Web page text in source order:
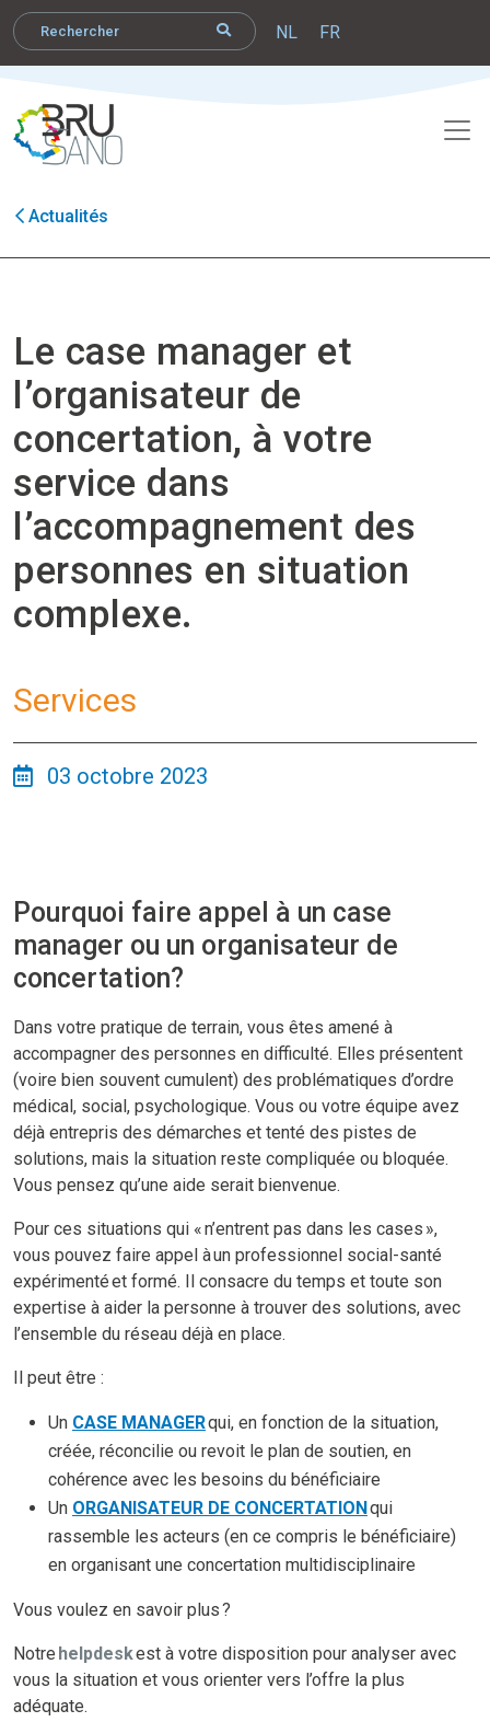
NL FR
Actualités
Le case manager et
l’organisateur de
concertation, à votre
service dans
l’accompagnement des
personnes en situation
complexe.
Services
03 octobre 2023
Pourquoi faire appel à un case
manager ou un organisateur de
concertation?
Dans votre pratique de terrain, vous êtes amené à
accompagner des personnes en difficulté. Elles présentent
(voire bien souvent cumulent) des problématiques d’ordre
médical, social, psychologique. Vous ou votre équipe avez
déjà entrepris des démarches et tenté des pistes de
solutions, mais la situation reste compliquée ou bloquée.
Vous pensez qu’une aide serait bienvenue.
Pour ces situations qui « n’entrent pas dans les cases »,
vous pouvez faire appel à un professionnel social-santé
expérimenté et formé. Il consacre du temps et toute son
expertise à aider la personne à trouver des solutions, avec
l’ensemble du réseau déjà en place.
Il peut être :
Un CASE MANAGERqui, en fonction de la situation,
créée, réconcilie ou revoit le plan de soutien, en
cohérence avec les besoins du bénéficiaire
Un ORGANISATEUR DE CONCERTATIONqui
rassemble les acteurs (en ce compris le bénéficiaire)
en organisant une concertation multidisciplinaire
Vous voulez en savoir plus ?
Notre helpdeskest à votre disposition pour analyser avec
vous la situation et vous orienter vers l’offre la plus
adéquate.